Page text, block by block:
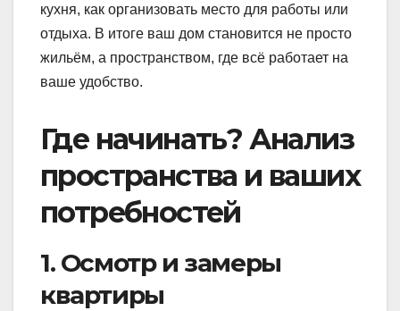
кухня, как организовать место для работы или
отдыха. В итоге ваш дом становится не просто
жильём, а пространством, где всё работает на
ваше удобство.
Где начинать? Анализ
пространства и ваших
потребностей
1. Осмотр и замеры
квартиры